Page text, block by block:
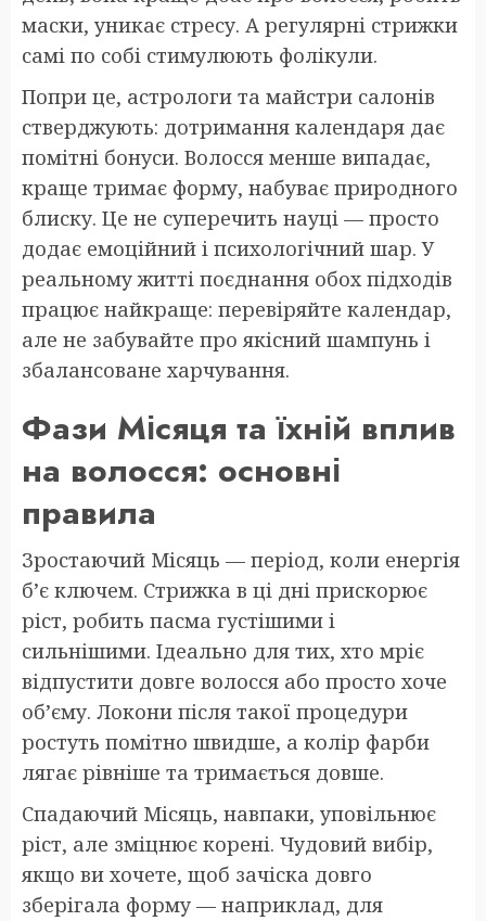
маски, уникає стресу. А регулярні стрижки
самі по собі стимулюють фолікули.
Попри це, астрологи та майстри салонів
стверджують: дотримання календаря дає
помітні бонуси. Волосся менше випадає,
краще тримає форму, набуває природного
блиску. Це не суперечить науці — просто
додає емоційний і психологічний шар. У
реальному житті поєднання обох підходів
працює найкраще: перевіряйте календар,
але не забувайте про якісний шампунь і
збалансоване харчування.
Фази Місяця та їхній вплив
на волосся: основні
правила
Зростаючий Місяць — період, коли енергія
б’є ключем. Стрижка в ці дні прискорює
ріст, робить пасма густішими і
сильнішими. Ідеально для тих, хто мріє
відпустити довге волосся або просто хоче
об’єму. Локони після такої процедури
ростуть помітно швидше, а колір фарби
лягає рівніше та тримається довше.
Спадаючий Місяць, навпаки, уповільнює
ріст, але зміцнює корені. Чудовий вибір,
якщо ви хочете, щоб зачіска довго
зберігала форму — наприклад, для